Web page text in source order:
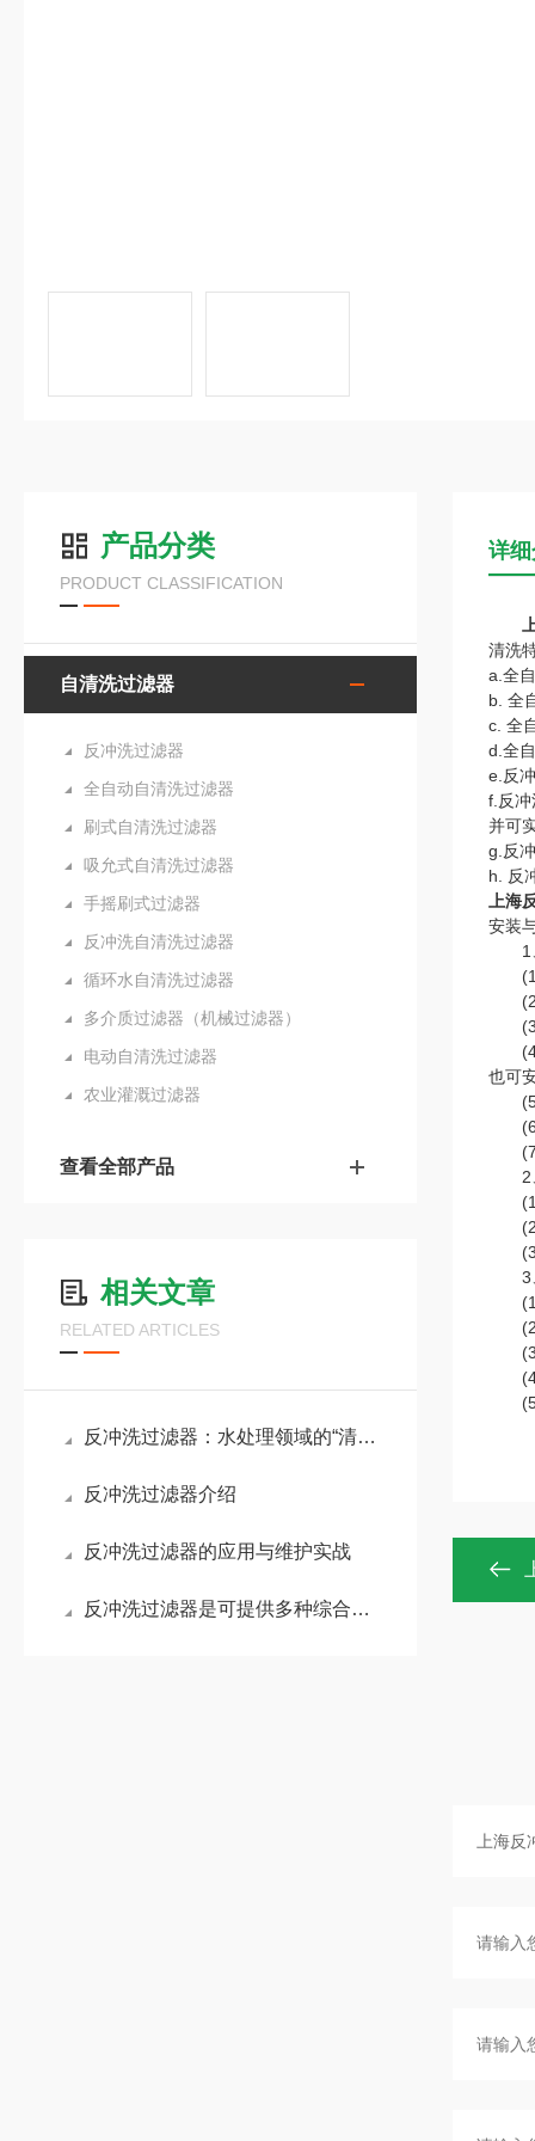
产品分类
PRODUCT CLASSIFICATION
自清洗过滤器
反冲洗过滤器
全自动自清洗过滤器
刷式自清洗过滤器
吸允式自清洗过滤器
手摇刷式过滤器
反冲洗自清洗过滤器
循环水自清洗过滤器
多介质过滤器（机械过滤器）
电动自清洗过滤器
农业灌溉过滤器
查看全部产品
相关文章
RELATED ARTICLES
反冲洗过滤器：水处理领域的“清道夫”
反冲洗过滤器介绍
反冲洗过滤器的应用与维护实战
反冲洗过滤器是可提供多种综合性用途的工业自动过滤器
详
清洗
a.全
b. 全
c. 全
d.全
e.反
f.反
并可
g.反
h. 反
上海
安装
1、
(1)
(2)
(3)
(4)
也可
(5)
(6)
(7)
2、
(1)
(2)
(3)
3、
(1)
(2)
(3)
(4)
(5)